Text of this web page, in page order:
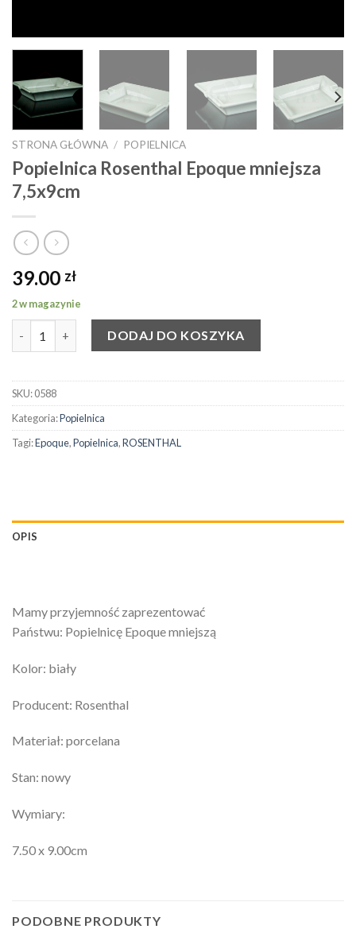
STRONA GŁÓWNA / POPIELNICA
Popielnica Rosenthal Epoque mniejsza
7,5x9cm
39.00 zł
2 w magazynie
ilość Popielnica Rosenthal Epoque mniejsza 7,5x9cm
DODAJ DO KOSZYKA
SKU:0588
Kategoria:Popielnica
Tagi:Epoque,Popielnica,ROSENTHAL
OPIS
Mamy przyjemność zaprezentować
Państwu: Popielnicę Epoque mniejszą
Kolor: biały
Producent: Rosenthal
Materiał: porcelana
Stan: nowy
Wymiary:
7.50 x 9.00cm
PODOBNE PRODUKTY